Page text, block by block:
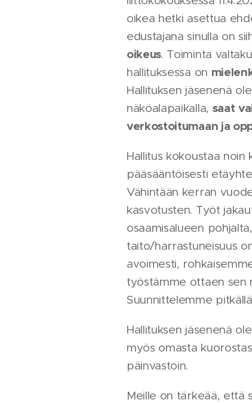
oikea hetki asettua
edustajana sinulla on
oikeus. Toiminta
hallituksessa on
Hallituksen jäsenenä
näköalapaikalla, saat
verkostoitumaan ja
Hallitus kokoustaa noin
pääsääntöisesti
Vähintään kerran
kasvotusten. Työt
osaamisalueen
taito/harrastuneisuus
avoimesti,
työstämme ottaen sen
Suunnittelemme
Hallituksen jäsenenä
myös omasta
päinvastoin.
Meille on tärkeää, että